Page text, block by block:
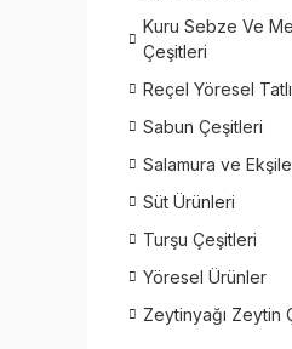
Kuru Sebze Ve
Çeşitleri
Reçel Yöresel
Sabun Çeşitleri
Salamura ve
Süt Ürünleri
Turşu Çeşitleri
Yöresel Ürünler
Zeytinyağı Zeytin